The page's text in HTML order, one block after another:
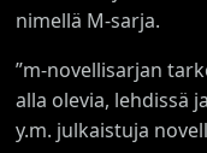
nimellä M-sarja.
”m-novellisarjan
alla olevia, lehdissä
y.m. julkaistuja